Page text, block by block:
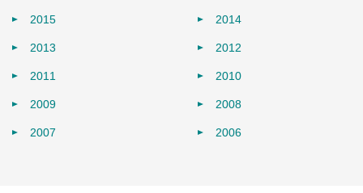
2015 2014
2013 2012
2011 2010
2009 2008
2007 2006